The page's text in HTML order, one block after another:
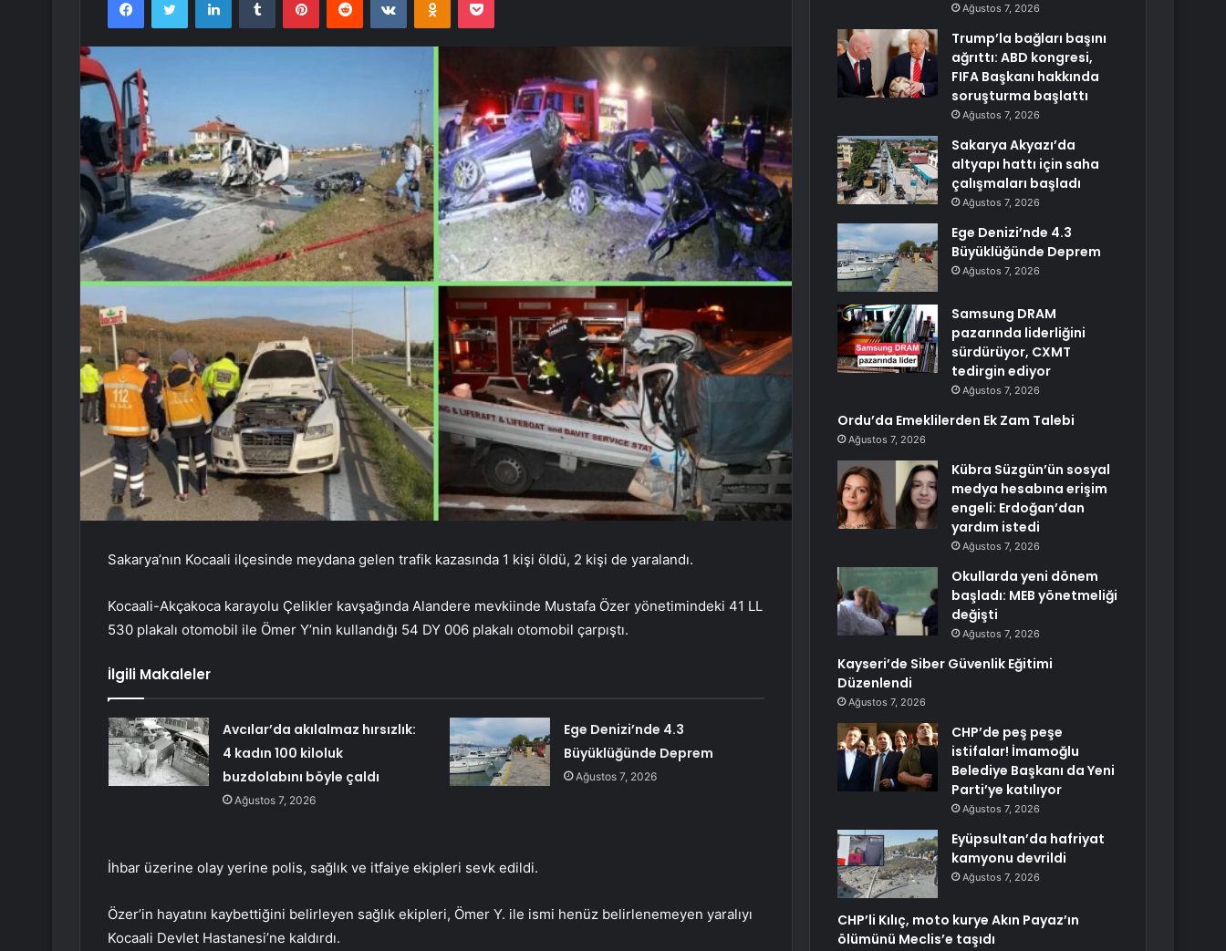
Sakarya’nın Kocaali ilçesinde meydana gelen trafik kazasında 1 kişi öldü, 2 kişi de yaralandı.
Kocaali-Akçakoca karayolu Çelikler kavşağında Alandere mevkiinde Mustafa Özer yönetimindeki 41 LL
530 plakalı otomobil ile Ömer Y’nin kullandığı 54 DY 006 plakalı otomobil çarpıştı.
İlgili Makaleler
Avcılar’da akılalmaz hırsızlık:
4 kadın 100 kiloluk
buzdolabını böyle çaldı
Ağustos 7, 2026
Ege Denizi’nde 4.3
Büyüklüğünde Deprem
Ağustos 7, 2026
İhbar üzerine olay yerine polis, sağlık ve itfaiye ekipleri sevk edildi.
Özer’in hayatını kaybettiğini belirleyen sağlık ekipleri, Ömer Y. ile ismi henüz belirlenemeyen yaralıyı
Kocaali Devlet Hastanesi’ne kaldırdı.
Ağustos 7, 2026
Trump’la bağları başını
ağrıttı: ABD kongresi,
FIFA Başkanı hakkında
soruşturma başlattı
Ağustos 7, 2026
Sakarya Akyazı’da
altyapı hattı için saha
çalışmaları başladı
Ağustos 7, 2026
Ege Denizi’nde 4.3
Büyüklüğünde Deprem
Ağustos 7, 2026
Samsung DRAM
pazarında liderliğini
sürdürüyor, CXMT
tedirgin ediyor
Ağustos 7, 2026
Ordu’da Emeklilerden Ek Zam Talebi
Ağustos 7, 2026
Kübra Süzgün’ün sosyal
medya hesabına erişim
engeli: Erdoğan’dan
yardım istedi
Ağustos 7, 2026
Okullarda yeni dönem
başladı: MEB yönetmeliği
değişti
Ağustos 7, 2026
Kayseri’de Siber Güvenlik Eğitimi
Düzenlendi
Ağustos 7, 2026
CHP’de peş peşe
istifalar! İmamoğlu
Belediye Başkanı da Yeni
Parti’ye katılıyor
Ağustos 7, 2026
Eyüpsultan’da hafriyat
kamyonu devrildi
Ağustos 7, 2026
CHP’li Kılıç, moto kurye Akın Payaz’ın
ölümünü Meclis’e taşıdı